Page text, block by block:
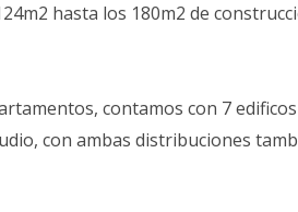
hasta los 180m2 de
contamos con 7
con ambas distribuciones